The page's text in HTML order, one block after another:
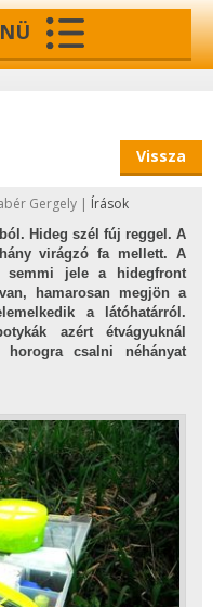
Vissza
Gergely | Írások
Hideg szél fúj reggel. A
virágzó fa mellett. A
semmi jele a hidegfront
hamarosan megjön a
a látóhatárról.
azért étvágyuknál
horogra csalni néhányat